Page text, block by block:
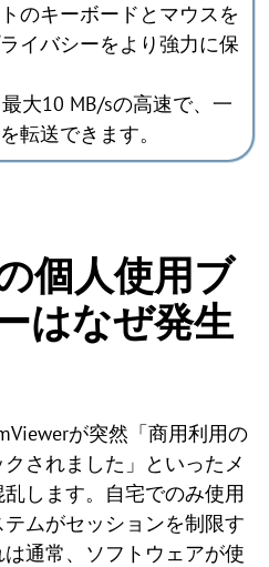
のキーボードとマウスを
イバシーをより強力に保
最大10 MB/sの高速で、一
転送できます。
個人使用ブ
はなぜ発生
が突然「商用利用の
されました」といったメ
します。自宅でのみ使用
ムがセッションを制限す
通常、ソフトウェアが使